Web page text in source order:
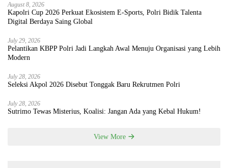
August 8, 2026
Kapolri Cup 2026 Perkuat Ekosistem E-Sports, Polri Bidik Talenta
Digital Berdaya Saing Global
July 29, 2026
Pelantikan KBPP Polri Jadi Langkah Awal Menuju Organisasi yang Lebih
Modern
July 28, 2026
Seleksi Akpol 2026 Disebut Tonggak Baru Rekrutmen Polri
July 28, 2026
Sutrimo Tewas Misterius, Koalisi: Jangan Ada yang Kebal Hukum!
View More